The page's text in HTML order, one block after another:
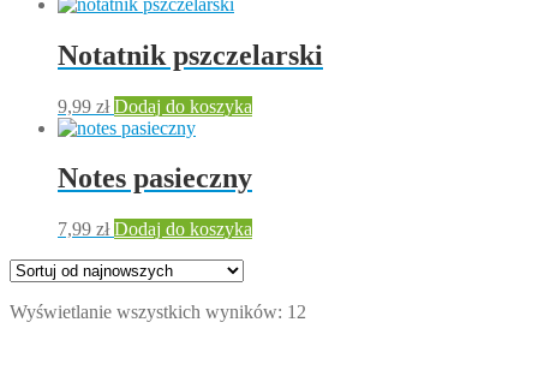
Notatnik pszczelarski
9,99 zł Dodaj do koszyka
Notes pasieczny
7,99 zł Dodaj do koszyka
Wyświetlanie wszystkich wyników: 12